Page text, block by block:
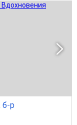
б-р